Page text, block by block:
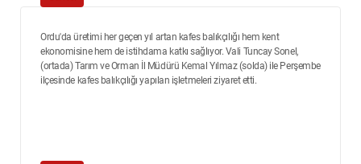
Ordu'da üretimi her geçen yıl artan kafes balıkçılığı hem kent
ekonomisine hem de istihdama katkı sağlıyor. Vali Tuncay Sonel,
(ortada) Tarım ve Orman İl Müdürü Kemal Yılmaz (solda) ile Perşembe
ilçesinde kafes balıkçılığı yapılan işletmeleri ziyaret etti.